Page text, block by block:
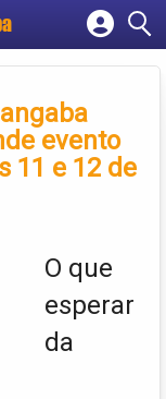
evento
11 e 12 de
O que
esperar
da